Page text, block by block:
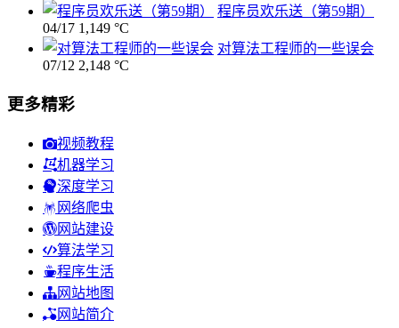
程序员欢乐送（第59期）
04/17 1,149 °C
对算法工程师的一些误会
07/12 2,148 °C
更多精彩
视频教程
机器学习
深度学习
网络爬虫
网站建设
算法学习
程序生活
网站地图
网站简介